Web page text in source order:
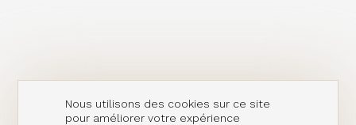
Nous utilisons des cookies sur ce site
pour améliorer votre expérience